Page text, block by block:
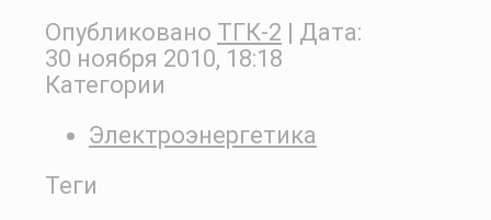
Опубликовано ТГК-2 | Дата:
30 ноября 2010, 18:18
Категории
Электроэнергетика
Теги